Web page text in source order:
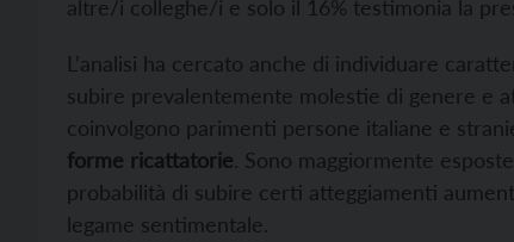
altre/i colleghe/i e solo il 16% testimonia la
L’analisi ha cercato anche di individuare
subire prevalentemente molestie di genere e
coinvolgono parimenti persone italiane e
forme ricattatorie. Sono maggiormente
probabilità di subire certi atteggiamenti
legame sentimentale.